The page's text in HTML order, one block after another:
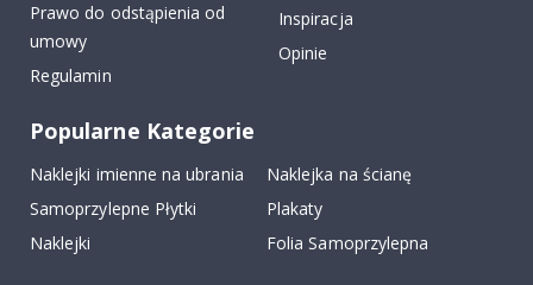
Prawo do odstąpienia od
umowy
Regulamin
Inspiracja
Opinie
Popularne Kategorie
Naklejki imienne na ubrania
Naklejka na ścianę
Samoprzylepne Płytki
Plakaty
Naklejki
Folia Samoprzylepna